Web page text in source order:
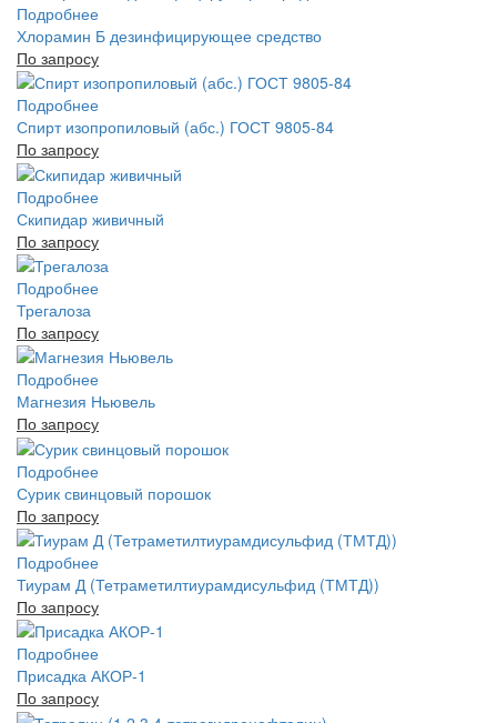
Подробнее
Хлорамин Б дезинфицирующее средство
По запросу
Подробнее
Спирт изопропиловый (абс.) ГОСТ 9805-84
По запросу
Подробнее
Скипидар живичный
По запросу
Подробнее
Трегалоза
По запросу
Подробнее
Магнезия Ньювель
По запросу
Подробнее
Сурик свинцовый порошок
По запросу
Подробнее
Тиурам Д (Тетраметилтиурамдисульфид (ТМТД))
По запросу
Подробнее
Присадка АКОР-1
По запросу